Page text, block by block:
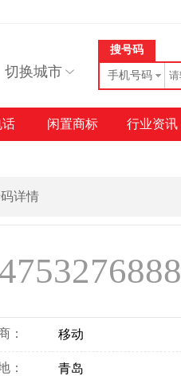
切换城市
搜号码
手机号码
话 闲置商标 行业资讯
码详情
： 移动
： 青岛